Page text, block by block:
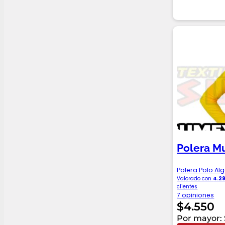
Polera
Polera Polo
Valorado con
clientes
7 opiniones
$4.550
Por mayor: